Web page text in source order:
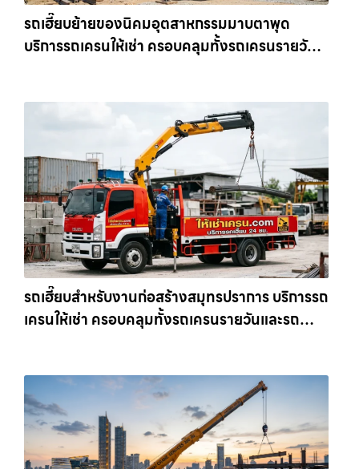
รถเฮี๊ยบย้ายของนิคมอุตสาหกรรมมาบตาพุด
บริการรถเครนให้เช่า ครอบคลุมทั้งรถเครนรายวัน
รถเฮี๊ยบสำหรับงานก่อสร้างสมุทรปราการ บริการรถ
เครนให้เช่า ครอบคลุมทั้งรถเครนรายวันและรถ